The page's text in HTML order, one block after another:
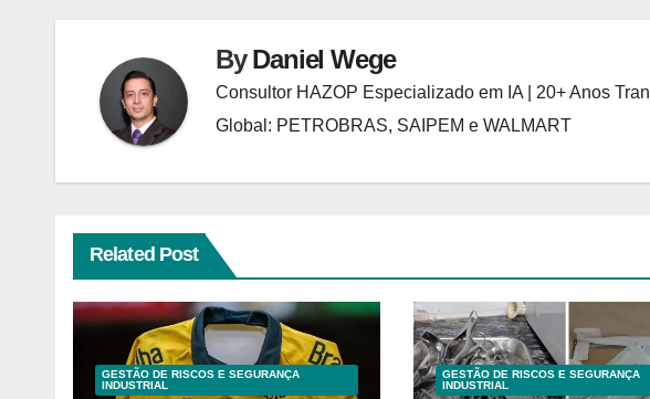
ByDaniel Wege
Consultor HAZOP Especializado em IA | 20+ Anos
Global: PETROBRAS, SAIPEM e WALMART
Related Post
GESTÃO DE RISCOS E SEGURANÇA
INDUSTRIAL
GESTÃO DE RISCOS E SEGURANÇA
INDUSTRIAL